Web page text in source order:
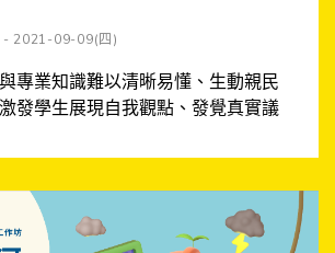
2021-09-09(四)
專業知識難以清晰易懂、生動親民
發學生展現自我觀點、發覺真實議